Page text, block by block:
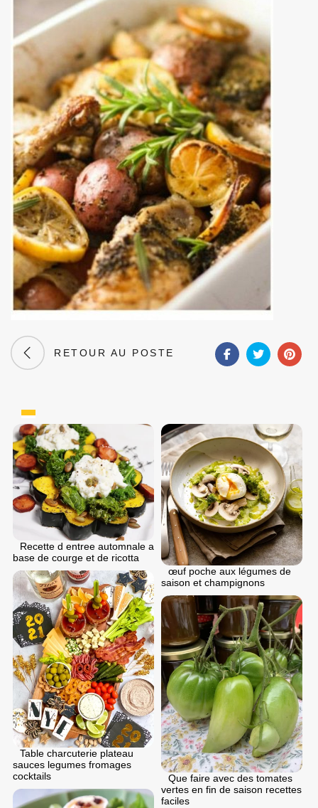
RETOUR AU POSTE
Recette d entree automnale a
base de courge et de ricotta
œuf poche aux légumes de
saison et champignons
Table charcuterie plateau
sauces legumes fromages
cocktails
Que faire avec des tomates
vertes en fin de saison recettes
faciles